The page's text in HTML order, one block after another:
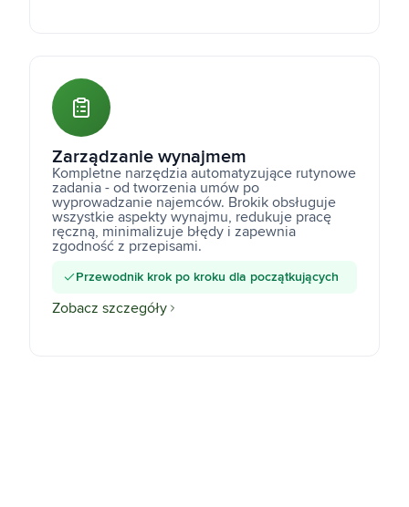
Zarządzanie wynajmem
Kompletne narzędzia automatyzujące rutynowe
zadania - od tworzenia umów po
wyprowadzanie najemców. Brokik obsługuje
wszystkie aspekty wynajmu, redukuje pracę
ręczną, minimalizuje błędy i zapewnia
zgodność z przepisami.
Przewodnik krok po kroku dla początkujących
Zobacz szczegóły